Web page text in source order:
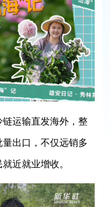
运输直发海外，整
出口，不仅远销多
近就业增收。